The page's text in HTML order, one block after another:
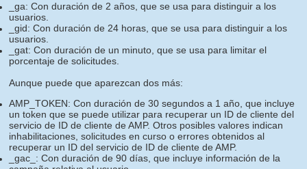
_ga: Con duración de 2 años, que se usa para distinguir a los
usuarios.
_gid: Con duración de 24 horas, que se usa para distinguir a los
usuarios.
_gat: Con duración de un minuto, que se usa para limitar el
porcentaje de solicitudes.
Aunque puede que aparezcan dos más:
AMP_TOKEN: Con duración de 30 segundos a 1 año, que incluye
un token que se puede utilizar para recuperar un ID de cliente del
servicio de ID de cliente de AMP. Otros posibles valores indican
inhabilitaciones, solicitudes en curso o errores obtenidos al
recuperar un ID del servicio de ID de cliente de AMP.
_gac_: Con duración de 90 días, que incluye información de la